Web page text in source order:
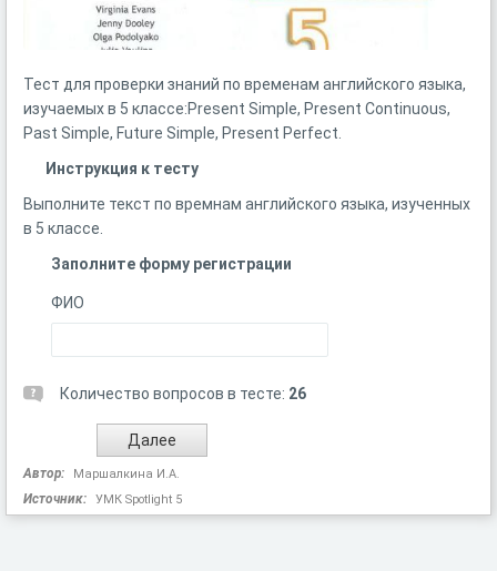
Тест для проверки знаний по временам английского языка,
изучаемых в 5 классе:Present Simple, Present Continuous,
Past Simple, Future Simple, Present Perfect.
Инструкция к тесту
Выполните текст по времнам английского языка, изученных
в 5 классе.
Заполните форму регистрации
ФИО
Количество вопросов в тесте: 26
Автор: Маршалкина И.А.
Источник: УМК Spotlight 5